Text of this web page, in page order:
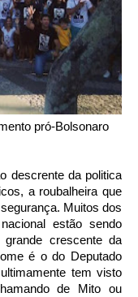
pró-Bolsonaro
descrente da politica
a roubalheira que
Muitos dos
estão sendo
crescente da
é o do Deputado
tem visto
de Mito ou